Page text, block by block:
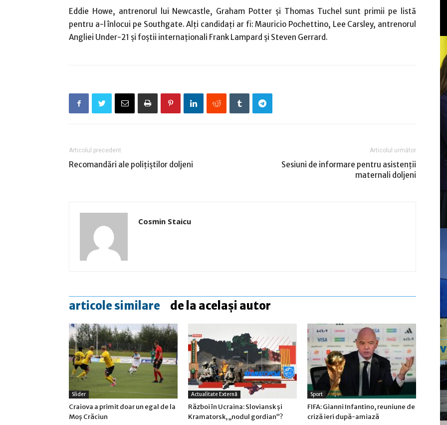
Eddie Howe, antrenorul lui Newcastle, Graham Potter şi Thomas Tuchel sunt primii pe listă
pentru a-l înlocui pe Southgate. Alți candidați ar fi: Mauricio Pochettino, Lee Carsley, antrenorul
Angliei Under-21 și foștii internaționali Frank Lampard și Steven Gerrard.
Articolul precedent
Recomandări ale poliţiştilor doljeni
Articolul următor
Sesiuni de informare pentru asistenții
maternali doljeni
Cosmin Staicu
articole similare de la același autor
Slider
Craiova a primit doar un egal de la
Moş Crăciun
Actualitate Externă
Război în Ucraina: Sloviansk şi
Kramatorsk, „nodul gordian”?
Sport
FIFA: Gianni Infantino, reuniune de
criză ieri după-amiază